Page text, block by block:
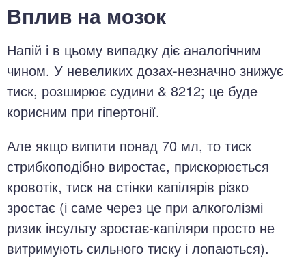
Вплив на мозок
Напій і в цьому випадку діє аналогічним
чином. У невеликих дозах-незначно знижує
тиск, розширює судини & 8212; це буде
корисним при гіпертонії.
Але якщо випити понад 70 мл, то тиск
стрибкоподібно виростає, прискорюється
кровотік, тиск на стінки капілярів різко
зростає (і саме через це при алкоголізмі
ризик інсульту зростає-капіляри просто не
витримують сильного тиску і лопаються).